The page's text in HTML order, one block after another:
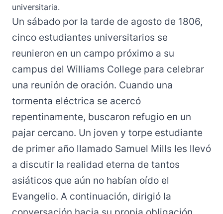
universitaria.
Un sábado por la tarde de agosto de 1806,
cinco estudiantes universitarios se
reunieron en un campo próximo a su
campus del Williams College para celebrar
una reunión de oración. Cuando una
tormenta eléctrica se acercó
repentinamente, buscaron refugio en un
pajar cercano. Un joven y torpe estudiante
de primer año llamado Samuel Mills les llevó
a discutir la realidad eterna de tantos
asiáticos que aún no habían oído el
Evangelio. A continuación, dirigió la